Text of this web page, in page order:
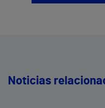
Noticias